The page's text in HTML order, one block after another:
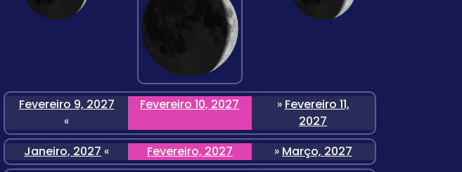
Fevereiro 9, 2027
«
Fevereiro 10, 2027 » Fevereiro 11,
2027
Janeiro, 2027 « Fevereiro, 2027 » Março, 2027